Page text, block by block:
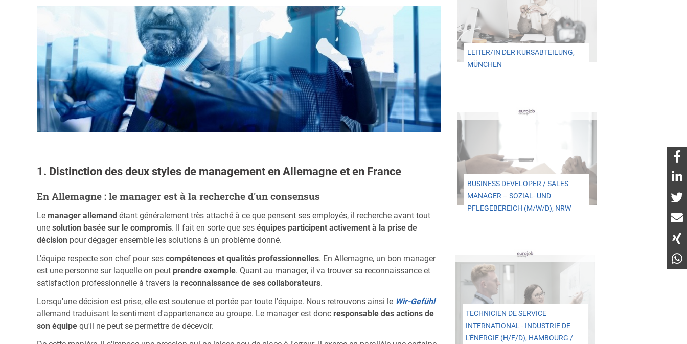
1. Distinction des deux styles de management en Allemagne et en France
En Allemagne : le manager est à la recherche d'un consensus
Le manager allemand étant généralement très attaché à ce que pensent ses employés, il recherche avant tout
une solution basée sur le compromis. Il fait en sorte que ses équipes participent activement à la prise de
décision pour dégager ensemble les solutions à un problème donné.
L'équipe respecte son chef pour ses compétences et qualités professionnelles. En Allemagne, un bon manager
est une personne sur laquelle on peut prendre exemple. Quant au manager, il va trouver sa reconnaissance et
satisfaction professionnelle à travers la reconnaissance de ses collaborateurs.
Lorsqu'une décision est prise, elle est soutenue et portée par toute l'équipe. Nous retrouvons ainsi le Wir-Gefühl
allemand traduisant le sentiment d'appartenance au groupe. Le manager est donc responsable des actions de
son équipe qu'il ne peut se permettre de décevoir.
LEITER/IN DER KURSABTEILUNG,
MÜNCHEN
BUSINESS DEVELOPER / SALES
MANAGER – SOZIAL- UND
PFLEGEBEREICH (M/W/D), NRW
TECHNICIEN DE SERVICE
INTERNATIONAL - INDUSTRIE DE
L'ÉNERGIE (H/F/D), HAMBOURG /